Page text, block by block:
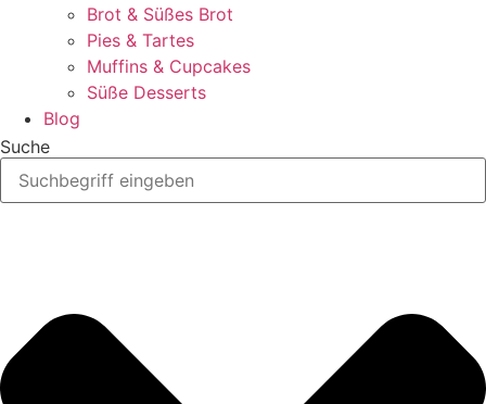
Brot & Süßes Brot
Pies & Tartes
Muffins & Cupcakes
Süße Desserts
Blog
Suche